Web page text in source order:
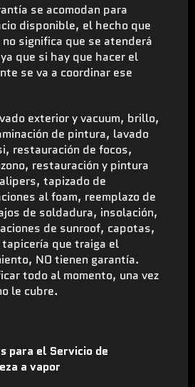
se acomodan para
disponible, el hecho que
significa que se atenderá
que si hay que hacer el
se va a coordinar ese
exterior y vacuum, brillo,
de pintura, lavado
restauración de focos,
restauración y pintura
tapizado de
al foam, reemplazo de
de soldadura, insolación,
de sunroof, capotas,
que traiga el
NO tienen garantía.
todo al momento, una vez
le cubre.
para el Servicio de
a vapor